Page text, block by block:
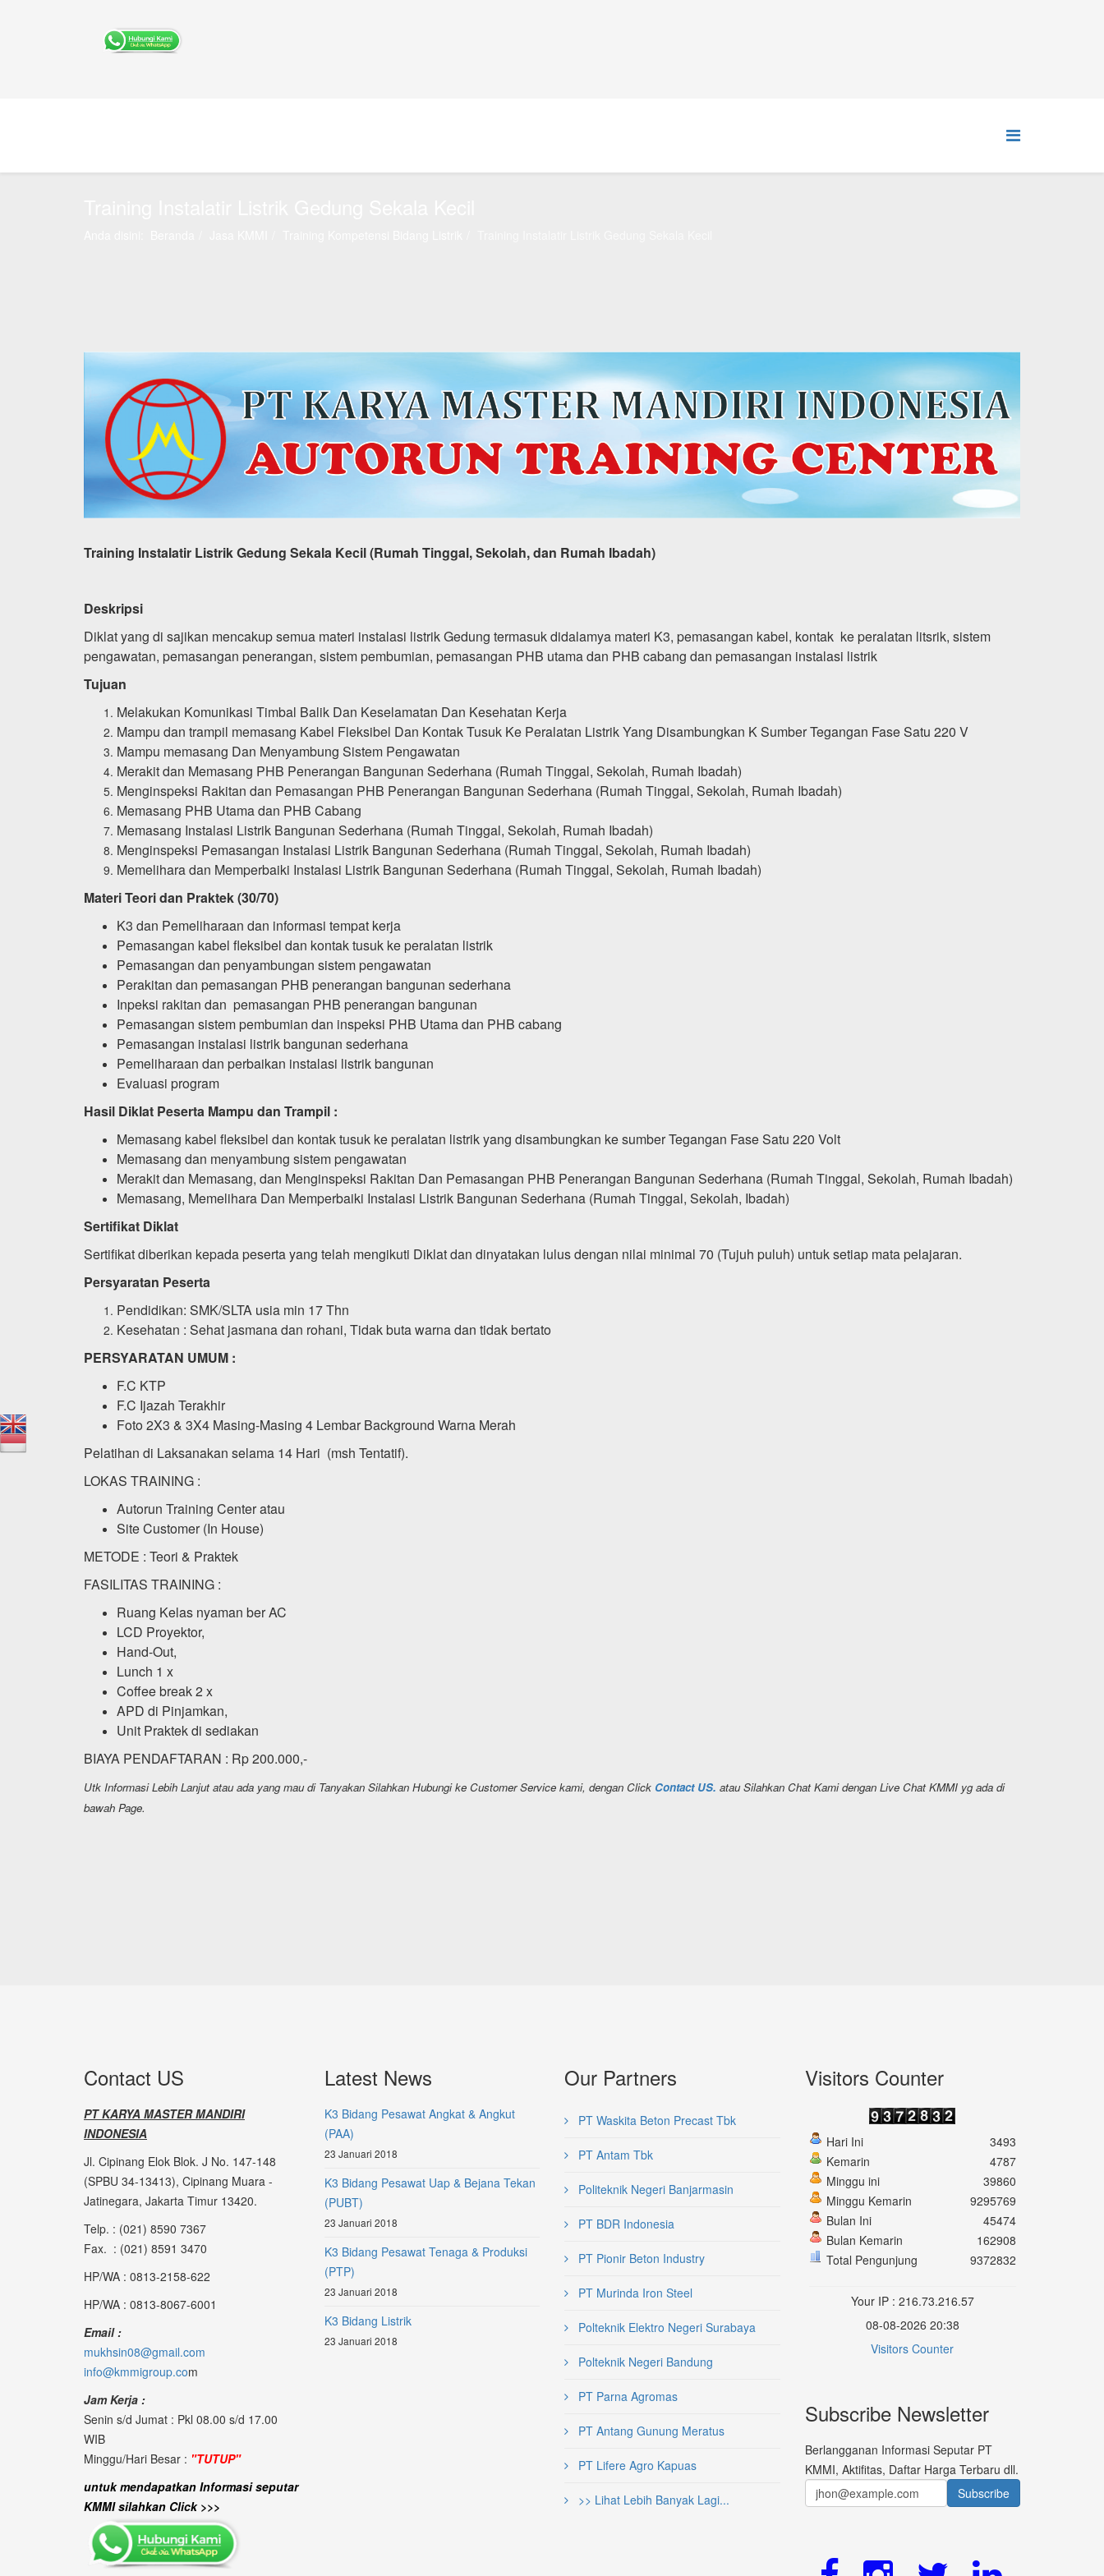
Training Instalatir Listrik Gedung Sekala Kecil (Rumah Tinggal, Sekolah, dan Rumah Ibadah)
Deskripsi
Diklat yang di sajikan mencakup semua materi instalasi listrik Gedung termasuk didalamya materi K3, pemasangan kabel, kontak ke peralatan litsrik, sistem
pengawatan, pemasangan penerangan, sistem pembumian, pemasangan PHB utama dan PHB cabang dan pemasangan instalasi listrik
Tujuan
Melakukan Komunikasi Timbal Balik Dan Keselamatan Dan Kesehatan Kerja
Mampu dan trampil memasang Kabel Fleksibel Dan Kontak Tusuk Ke Peralatan Listrik Yang Disambungkan K Sumber Tegangan Fase Satu 220 V
Mampu memasang Dan Menyambung Sistem Pengawatan
Merakit dan Memasang PHB Penerangan Bangunan Sederhana (Rumah Tinggal, Sekolah, Rumah Ibadah)
Menginspeksi Rakitan dan Pemasangan PHB Penerangan Bangunan Sederhana (Rumah Tinggal, Sekolah, Rumah Ibadah)
Memasang PHB Utama dan PHB Cabang
Memasang Instalasi Listrik Bangunan Sederhana (Rumah Tinggal, Sekolah, Rumah Ibadah)
Menginspeksi Pemasangan Instalasi Listrik Bangunan Sederhana (Rumah Tinggal, Sekolah, Rumah Ibadah)
Memelihara dan Memperbaiki Instalasi Listrik Bangunan Sederhana (Rumah Tinggal, Sekolah, Rumah Ibadah)
Materi Teori dan Praktek (30/70)
K3 dan Pemeliharaan dan informasi tempat kerja
Pemasangan kabel fleksibel dan kontak tusuk ke peralatan listrik
Pemasangan dan penyambungan sistem pengawatan
Perakitan dan pemasangan PHB penerangan bangunan sederhana
Inpeksi rakitan dan pemasangan PHB penerangan bangunan
Pemasangan sistem pembumian dan inspeksi PHB Utama dan PHB cabang
Pemasangan instalasi listrik bangunan sederhana
Pemeliharaan dan perbaikan instalasi listrik bangunan
Evaluasi program
Hasil Diklat Peserta Mampu dan Trampil :
Memasang kabel fleksibel dan kontak tusuk ke peralatan listrik yang disambungkan ke sumber Tegangan Fase Satu 220 Volt
Memasang dan menyambung sistem pengawatan
Merakit dan Memasang, dan Menginspeksi Rakitan Dan Pemasangan PHB Penerangan Bangunan Sederhana (Rumah Tinggal, Sekolah, Rumah Ibadah)
Memasang, Memelihara Dan Memperbaiki Instalasi Listrik Bangunan Sederhana (Rumah Tinggal, Sekolah, Ibadah)
Sertifikat Diklat
Sertifikat diberikan kepada peserta yang telah mengikuti Diklat dan dinyatakan lulus dengan nilai minimal 70 (Tujuh puluh) untuk setiap mata pelajaran.
Persyaratan Peserta
Pendidikan: SMK/SLTA usia min 17 Thn
Kesehatan : Sehat jasmana dan rohani, Tidak buta warna dan tidak bertato
PERSYARATAN UMUM :
F.C KTP
F.C Ijazah Terakhir
Foto 2X3 & 3X4 Masing-Masing 4 Lembar Background Warna Merah
Pelatihan di Laksanakan selama 14 Hari (msh Tentatif).
LOKAS TRAINING :
Autorun Training Center atau
Site Customer (In House)
METODE : Teori & Praktek
FASILITAS TRAINING :
Ruang Kelas nyaman ber AC
LCD Proyektor,
Hand-Out,
Lunch 1 x
Coffee break 2 x
APD di Pinjamkan,
Unit Praktek di sediakan
BIAYA PENDAFTARAN : Rp 200.000,-
Utk Informasi Lebih Lanjut atau ada yang mau di Tanyakan Silahkan Hubungi ke Customer Service kami, dengan Click Contact US. atau Silahkan Chat Kami dengan Live Chat KMMI yg ada di
bawah Page.
Contact US
PT KARYA MASTER MANDIRI
INDONESIA
Jl. Cipinang Elok Blok. J No. 147-148
(SPBU 34-13413), Cipinang Muara -
Jatinegara, Jakarta Timur 13420.
Telp. : (021) 8590 7367
Fax. : (021) 8591 3470
HP/WA : 0813-2158-622
HP/WA : 0813-8067-6001
Email :
mukhsin08@gmail.com
info@kmmigroup.com
Jam Kerja :
Senin s/d Jumat : Pkl 08.00 s/d 17.00
WIB
Minggu/Hari Besar : "TUTUP"
untuk mendapatkan Informasi seputar
KMMI silahkan Click >>>
Latest News
K3 Bidang Pesawat Angkat & Angkut
(PAA)
23 Januari 2018
K3 Bidang Pesawat Uap & Bejana Tekan
(PUBT)
23 Januari 2018
K3 Bidang Pesawat Tenaga & Produksi
(PTP)
23 Januari 2018
K3 Bidang Listrik
23 Januari 2018
Our Partners
PT Waskita Beton Precast Tbk
PT Antam Tbk
Politeknik Negeri Banjarmasin
PT BDR Indonesia
PT Pionir Beton Industry
PT Murinda Iron Steel
Polteknik Elektro Negeri Surabaya
Polteknik Negeri Bandung
PT Parna Agromas
PT Antang Gunung Meratus
PT Lifere Agro Kapuas
>> Lihat Lebih Banyak Lagi...
Visitors Counter
Hari Ini
Kemarin
Minggu ini
Minggu Kemarin
Bulan Ini
Bulan Kemarin
Total Pengunjung
3493
4787
39860
9295769
45474
162908
9372832
Your IP : 216.73.216.57
08-08-2026 20:38
Visitors Counter
Subscribe Newsletter
Berlangganan Informasi Seputar PT
KMMI, Aktifitas, Daftar Harga Terbaru dll.